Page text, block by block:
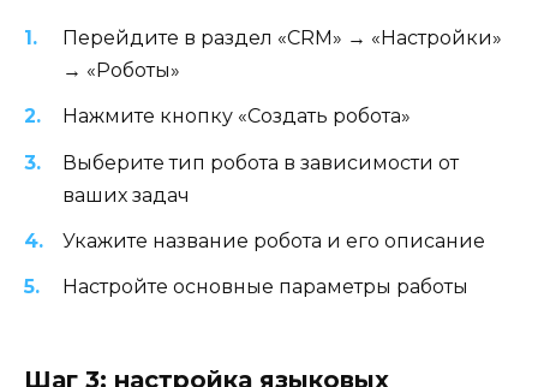
Перейдите в раздел «CRM» → «Настройки»
→ «Роботы»
Нажмите кнопку «Создать робота»
Выберите тип робота в зависимости от
ваших задач
Укажите название робота и его описание
Настройте основные параметры работы
Шаг 3: настройка языковых